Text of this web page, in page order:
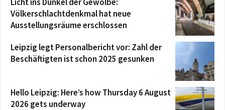
Völkerschlachtdenkmal hat neue
Ausstellungsräume erschlossen
Leipzig legt Personalbericht vor: Zahl der
Beschäftigten ist schon 2025 gesunken
Hello Leipzig: Here’s how Thursday 6 August
2026 gets underway